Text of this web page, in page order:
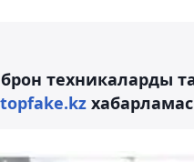
техникаларды